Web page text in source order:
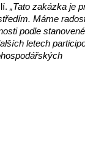
„Tato zakázka je
Máme
podle
letech